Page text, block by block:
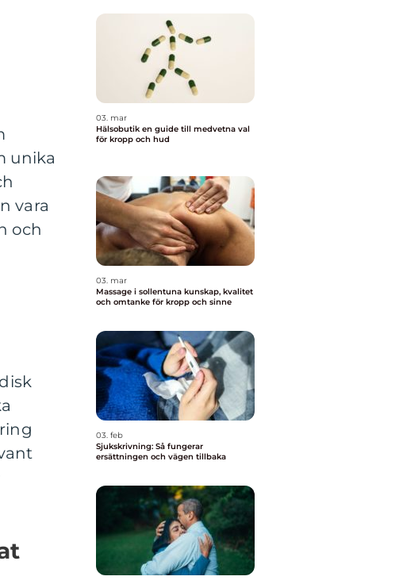
unika
vara
och
03. mar
Hälsobutik en guide till medvetna val
för kropp och hud
03. mar
Massage i sollentuna kunskap, kvalitet
och omtanke för kropp och sinne
03. feb
Sjukskrivning: Så fungerar
ersättningen och vägen tillbaka